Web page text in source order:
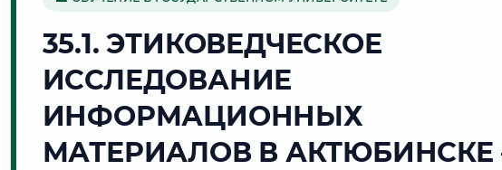
35.1. ЭТИКОВЕДЧЕСКОЕ
ИССЛЕДОВАНИЕ
ИНФОРМАЦИОННЫХ
МАТЕРИАЛОВ В